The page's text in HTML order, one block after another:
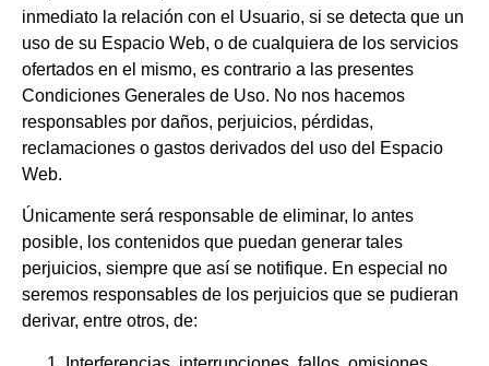
inmediato la relación con el Usuario, si se detecta que un
uso de su Espacio Web, o de cualquiera de los servicios
ofertados en el mismo, es contrario a las presentes
Condiciones Generales de Uso. No nos hacemos
responsables por daños, perjuicios, pérdidas,
reclamaciones o gastos derivados del uso del Espacio
Web.
Únicamente será responsable de eliminar, lo antes
posible, los contenidos que puedan generar tales
perjuicios, siempre que así se notifique. En especial no
seremos responsables de los perjuicios que se pudieran
derivar, entre otros, de: